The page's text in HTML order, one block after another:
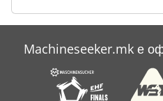
Machineseeker.mk е